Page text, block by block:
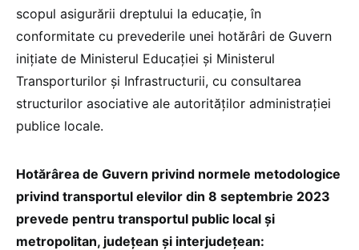
scopul asigurării dreptului la educație, în
conformitate cu prevederile unei hotărâri de Guvern
inițiate de Ministerul Educației și Ministerul
Transporturilor și Infrastructurii, cu consultarea
structurilor asociative ale autorităților administrației
publice locale.
Hotărârea de Guvern privind normele metodologice
privind transportul elevilor din 8 septembrie 2023
prevede pentru transportul public local și
metropolitan, județean și interjudețean: